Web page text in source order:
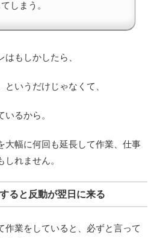
しまう。
もしかしたら、
いうだけじゃなくて、
るから。
大幅に何回も延長して作業、仕事
れません。
ると反動が翌日に来る
作業をしていると、必ずと言って